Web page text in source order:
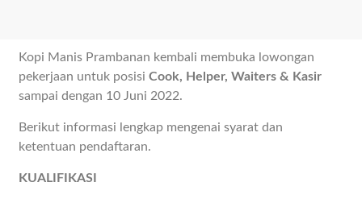
Kopi Manis Prambanan kembali membuka lowongan
pekerjaan untuk posisiCook, Helper, Waiters & Kasir
sampai dengan 10 Juni 2022.
Berikut informasi lengkap mengenai syarat dan
ketentuan pendaftaran.
KUALIFIKASI